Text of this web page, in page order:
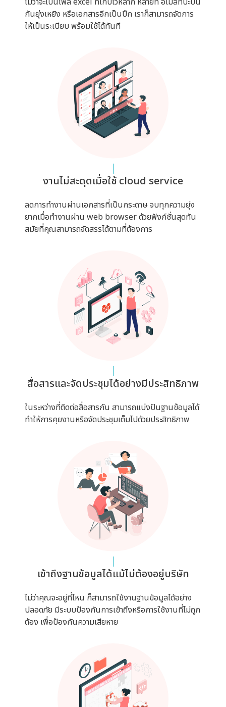
กันยุ่งเหยิง หรือเอกสารอีกเป็นปึก เราก็สามารถจัดการ
ให้เป็นระเบียบ พร้อมใช้ได้ทันที
งานไม่สะดุดเมื่อใช้ cloud service
ลดการทำงานผ่านเอกสารที่เป็นกระดาษ จบทุกความยุ่ง
ยากเมื่อทำงานผ่าน web browser ด้วยฟังก์ชั่นสุดทัน
สมัยที่คุณสามารถจัดสรรได้ตามที่ต้องการ
สื่อสารและจัดประชุมได้อย่างมีประสิทธิภาพ
ในระหว่างที่ติดต่อสื่อสารกัน สามารถแบ่งปันฐานข้อมูลได้
ทำให้การคุยงานหรือจัดประชุมเต็มไปด้วยประสิทธิภาพ
เข้าถึงฐานข้อมูลได้แม้ไม่ต้องอยู่บริษัท
ไม่ว่าคุณจะอยู่ที่ไหน ก็สามารถใช้งานฐานข้อมูลได้อย่าง
ปลอดภัย มีระบบป้องกันการเข้าถึงหรือการใช้งานที่ไม่ถูก
ต้อง เพื่อป้องกันความเสียหาย